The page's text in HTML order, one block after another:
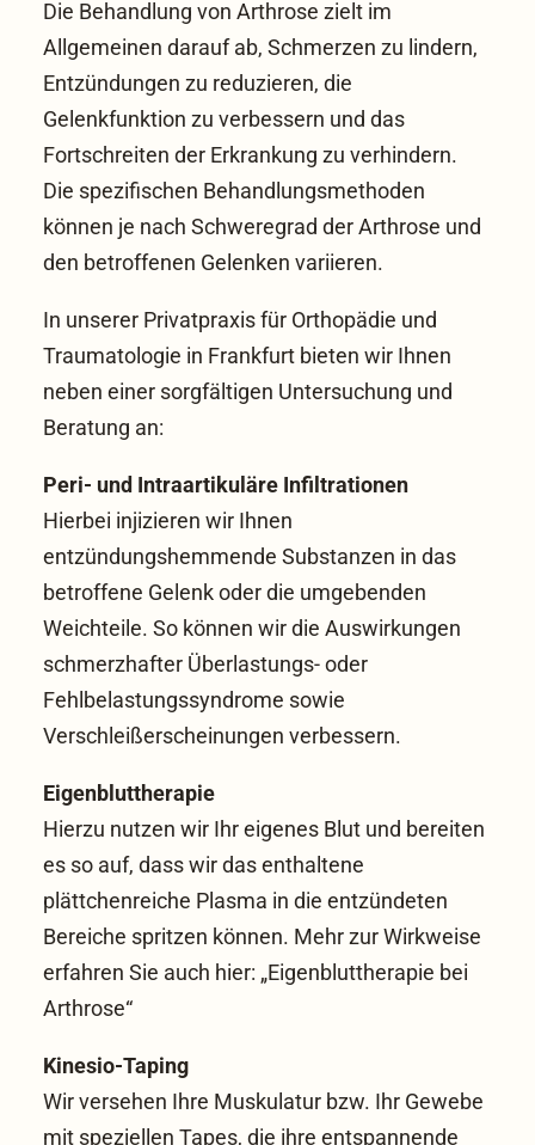
Die Behandlung von Arthrose zielt im
Allgemeinen darauf ab, Schmerzen zu lindern,
Entzündungen zu reduzieren, die
Gelenkfunktion zu verbessern und das
Fortschreiten der Erkrankung zu verhindern.
Die spezifischen Behandlungsmethoden
können je nach Schweregrad der Arthrose und
den betroffenen Gelenken variieren.
In unserer Privatpraxis für Orthopädie und
Traumatologie in Frankfurt bieten wir Ihnen
neben einer sorgfältigen Untersuchung und
Beratung an:
Peri- und Intraartikuläre Infiltrationen
Hierbei injizieren wir Ihnen
entzündungshemmende Substanzen in das
betroffene Gelenk oder die umgebenden
Weichteile. So können wir die Auswirkungen
schmerzhafter Überlastungs- oder
Fehlbelastungssyndrome sowie
Verschleißerscheinungen verbessern.
Eigenbluttherapie
Hierzu nutzen wir Ihr eigenes Blut und bereiten
es so auf, dass wir das enthaltene
plättchenreiche Plasma in die entzündeten
Bereiche spritzen können. Mehr zur Wirkweise
erfahren Sie auch hier: „Eigenbluttherapie bei
Arthrose“
Kinesio-Taping
Wir versehen Ihre Muskulatur bzw. Ihr Gewebe
mit speziellen Tapes, die ihre entspannende